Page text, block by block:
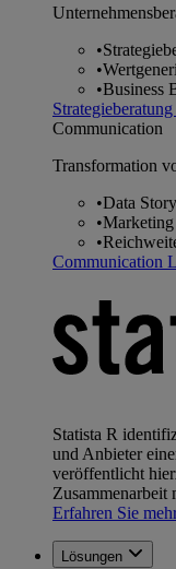
•
•
•Business
Strategieberatung
Communication
Transformation
•Data
•
•
Communication
Statista R
und Anbieter
veröffentlicht
Erfahren Sie
Lösungen